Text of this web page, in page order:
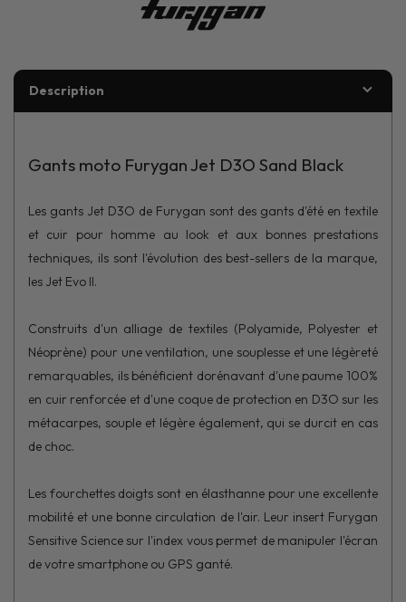
Description
Gants moto Furygan Jet D3O Sand Black
Les gants Jet D3O de Furygan sont des gants d'été en textile
et cuir pour homme au look et aux bonnes prestations
techniques, ils sont l'évolution des best-sellers de la marque,
les Jet Evo II.
Construits d'un alliage de textiles (Polyamide, Polyester et
Néoprène) pour une ventilation, une souplesse et une légèreté
remarquables, ils bénéficient dorénavant d'une paume 100%
en cuir renforcée et d'une coque de protection en D3O sur les
métacarpes, souple et légère également, qui se durcit en cas
de choc.
Les fourchettes doigts sont en élasthanne pour une excellente
mobilité et une bonne circulation de l'air. Leur insert Furygan
Sensitive Science sur l'index vous permet de manipuler l'écran
de votre smartphone ou GPS ganté.